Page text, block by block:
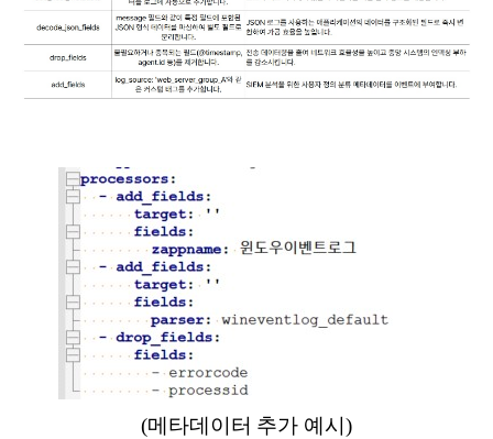
(메타데이터 추가 예시)